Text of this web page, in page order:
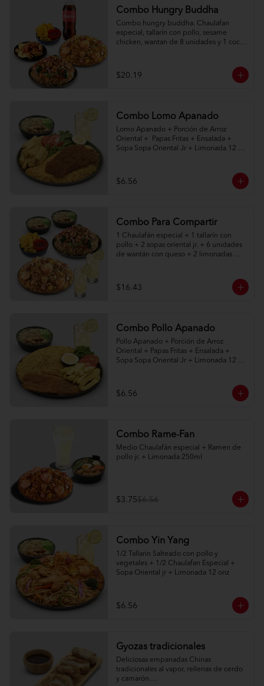
Combo Hungry Buddha
Combo hungry buddha. Chaulafan
especial, tallarín con pollo, sesame
chicken, wantan de 8 unidades y 1 coca
$20.19
Combo Lomo Apanado
Lomo Apanado + Porción de Arroz
Oriental +  Papas Fritas + Ensalada +
Sopa Sopa Oriental Jr + Limonada 12
$6.56
Combo Para Compartir
1 Chaulafán especial + 1 tallarín con
pollo + 2 sopas oriental jr. + 6 unidades
de wantán con queso + 2 limonadas
$16.43
Combo Pollo Apanado
Pollo Apanado + Porción de Arroz
Oriental + Papas Fritas + Ensalada +
Sopa Sopa Oriental Jr + Limonada 12
$6.56
Combo Rame-Fan
Medio Chaulafán especial + Ramen de
pollo jr. + Limonada 250ml
$3.75$6.56
Combo Yin Yang
1/2 Tallarin Salteado con pollo y
vegetales + 1/2 Chaulafan Especial +
Sopa Oriental jr + Limonada 12 onz
$6.56
Gyozas tradicionales
Deliciosas empanadas Chinas
tradicionales al vapor, rellenas de cerdo
y camarón.